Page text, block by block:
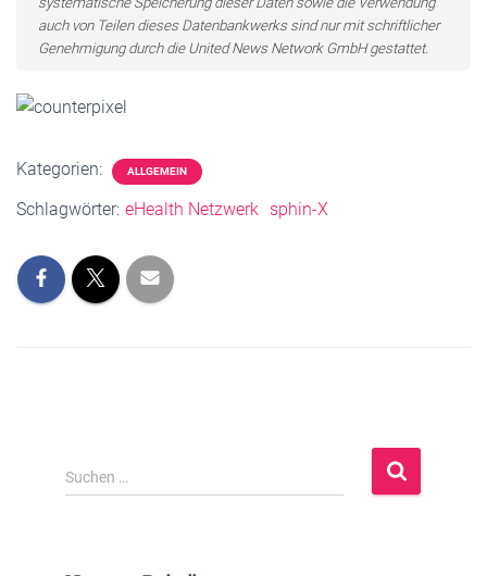
auch von Teilen dieses Datenbankwerks sind nur mit schriftlicher
Genehmigung durch die United News Network GmbH gestattet.
Kategorien: ALLGEMEIN
Schlagwörter: eHealth Netzwerk sphin-X
S
u
Suchen …